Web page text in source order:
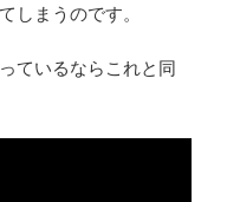
しまうのです。
ているならこれと同